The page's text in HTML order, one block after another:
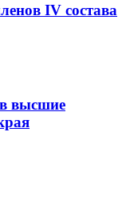
IV состава
высшие